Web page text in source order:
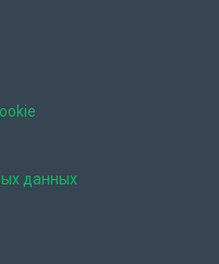
данных